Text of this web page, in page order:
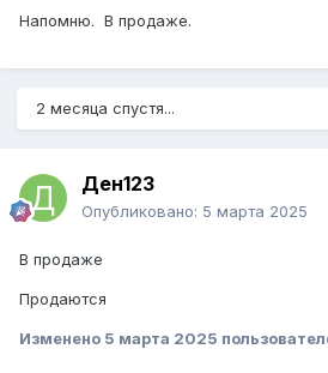
Напомню. В продаже.
2 месяца спустя...
Ден123
Опубликовано: 5 марта 2025
В продаже
Продаются
Изменено 5 марта 2025